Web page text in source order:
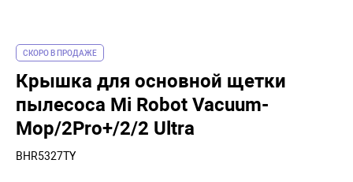
СКОРО В ПРОДАЖЕ
Крышка для основной щетки
пылесоса Mi Robot Vacuum-
Mop/2Pro+/2/2 Ultra
BHR5327TY